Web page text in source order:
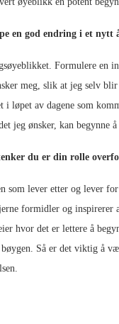
en god endring i et nytt
Formulere en
meg, slik at jeg selv
i løpet av dagene som
jeg ønsker, kan begynne
du er din rolle
som lever etter og lever
formidler og inspirerer
hvor det er lettere å
bøygen. Så er det viktig å